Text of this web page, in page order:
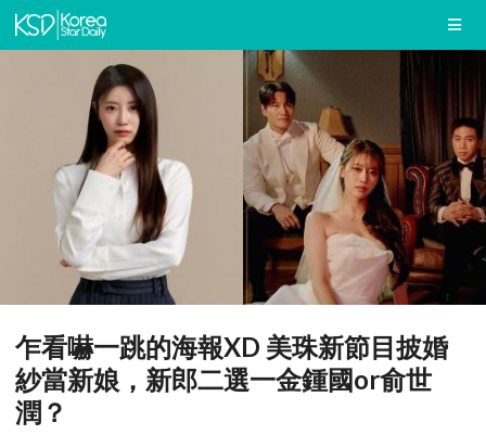
乍看嚇一跳的海報XD 美珠新節目披婚
紗當新娘，新郎二選一金鍾國or俞世
潤？